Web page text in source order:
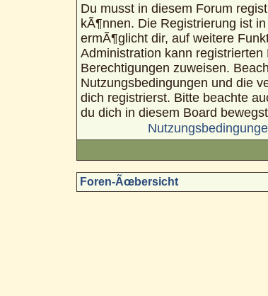
Du musst in diesem Forum
kÃ¶nnen. Die Registrierung ist
ermÃ¶glicht dir, auf weitere
Administration kann
Berechtigungen zuweisen.
Nutzungsbedingungen und die
dich registrierst. Bitte beachte
du dich in diesem Board
Foren-Ãœbersicht